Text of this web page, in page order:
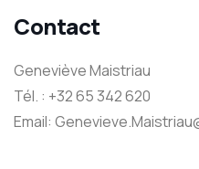
Contact
Geneviève Maistriau
Tél. : +32 65 342 620
Email: